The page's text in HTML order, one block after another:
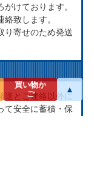
けております。
致します。
り寄せのため発送
とご連絡以外に
て安全に蓄積・保
買い物か
ご
▲